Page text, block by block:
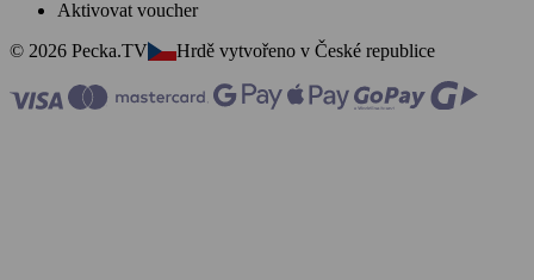
Aktivovat voucher
© 2026 Pecka.TV
Hrdě vytvořeno v České republice